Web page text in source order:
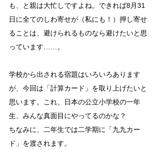
も、と親は大忙しですよね。できれば8月31
日に全てのしわ寄せが（私にも！）押し寄せ
ることは、避けられるものなら避けたいと思
っています……。
学校から出される宿題はいろいろあります
が、今回は「計算カード」を取り上げたいと
思います。これ、日本の公立小学校の一年
生、みんな真面目にやってるのかな？
ちなみに、二年生では二学期に「九九カー
ド」を渡されます。